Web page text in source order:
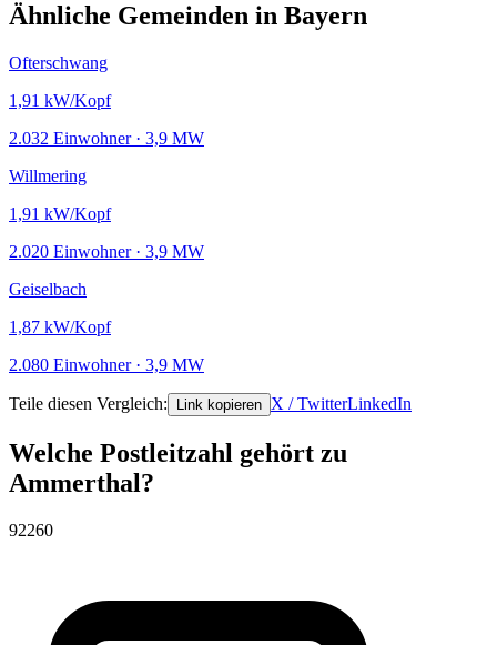
Ähnliche Gemeinden in Bayern
Ofterschwang
1,91 kW/Kopf
2.032 Einwohner · 3,9 MW
Willmering
1,91 kW/Kopf
2.020 Einwohner · 3,9 MW
Geiselbach
1,87 kW/Kopf
2.080 Einwohner · 3,9 MW
Teile diesen Vergleich: Link kopieren X / TwitterLinkedIn
Welche Postleitzahl gehört zu
Ammerthal?
92260